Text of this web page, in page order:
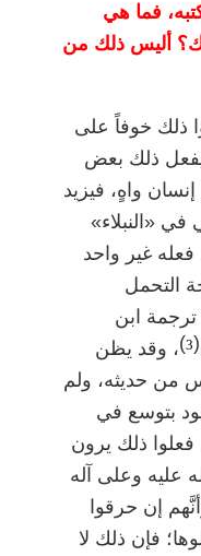
فما هي
أليس ذلك من
ذلك خوفاً على
ذلك بعض
واهٍ، فيزيد
في «النبلاء»
فعله غير واحد
التحمل
ترجمة ابن
(
3
)، وقد يظن
من حديثه، ولم
بتوسع في
فعلوا ذلك يرون
عليه وعلى آله
إن حرقوا
فإن ذلك لا